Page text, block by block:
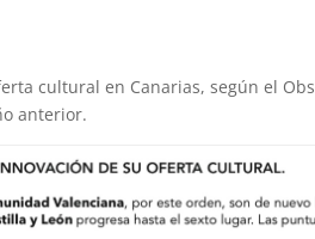
cultural en Canarias, según el
anterior.